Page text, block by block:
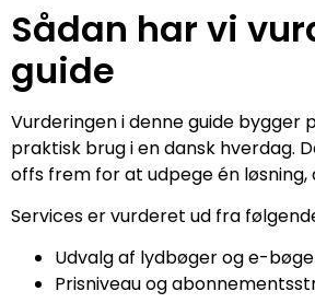
Sådan har vi
guide
Vurderingen i denne guide bygger
praktisk brug i en dansk hverdag.
offs frem for at udpege én løsning,
Services er vurderet ud fra
Udvalg af lydbøger og e-
Prisniveau og